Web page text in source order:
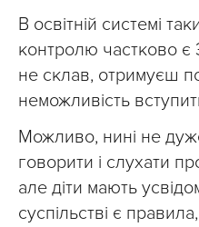
В освітній системі
контролю частково
не склав, отримуєш
неможливість
Можливо, нині не
говорити і слухати
але діти мають
суспільстві є